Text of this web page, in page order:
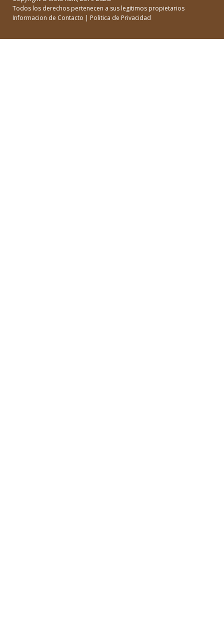
Todos los derechos pertenecen a sus legitimos propietarios
Informacion de Contacto | Politica de Privacidad